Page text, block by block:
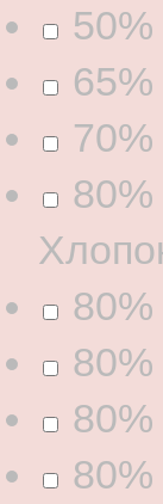
65%
80%